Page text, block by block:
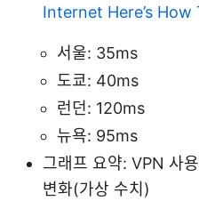
Internet Here’s
서울: 35ms
도쿄: 40ms
런던: 120ms
뉴욕: 95ms
그래프 요약: VPN 사
변화(가상 수치)